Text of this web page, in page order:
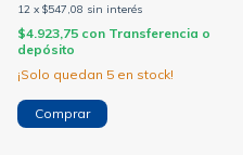
12 x $547,08 sin interés
$4.923,75 con Transferencia o
depósito
¡Solo quedan 5 en stock!